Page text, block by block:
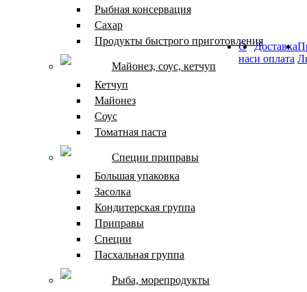
Рыбная консервация
Сахар
Продукты быстрого приготовления
Майонез, соус, кетчуп
Кетчуп
Майонез
Соус
Томатная паста
Специи приправы
Большая упаковка
Засолка
Кондитерская группа
Приправы
Специи
Пасхальная группа
Рыба, морепродукты
О
нас
Доставка
и оплата